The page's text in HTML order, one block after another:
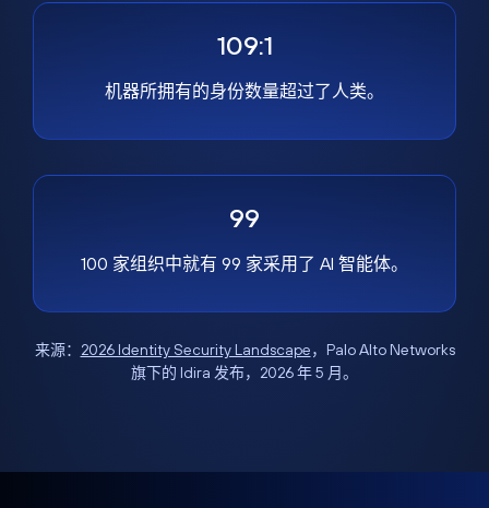
109:1
机器所拥有的身份数量超过了人类。
99
100 家组织中就有 99 家采用了 AI 智能体。
来源： 2026 Identity Security Landscape，Palo Alto Networks
旗下的 Idira 发布，2026 年 5 月。